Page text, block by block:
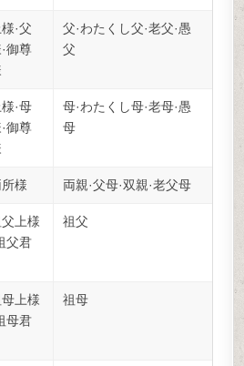
·父
御尊
父·わたくし父·老父·愚
父
·母
御尊
母·わたくし母·老母·愚
母
様 両親·父母·双親·老父母
上様
父君
祖父
上様
母君
祖母